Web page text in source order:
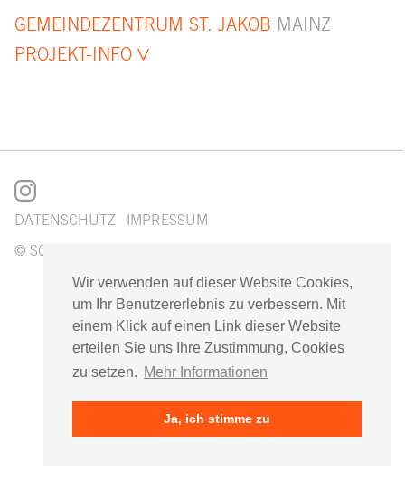
Wir verwenden auf dieser Website Cookies,
um Ihr Benutzererlebnis zu verbessern. Mit
einem Klick auf einen Link dieser Website
erteilen Sie uns Ihre Zustimmung, Cookies
zu setzen. Mehr Informationen
Ja, ich stimme zu
GEMEINDEZENTRUM ST. JAKOB MAINZ
PROJEKT-INFO
© SCHOYERER ARCHITEKTEN_SYRA
DATENSCHUTZ IMPRESSUM